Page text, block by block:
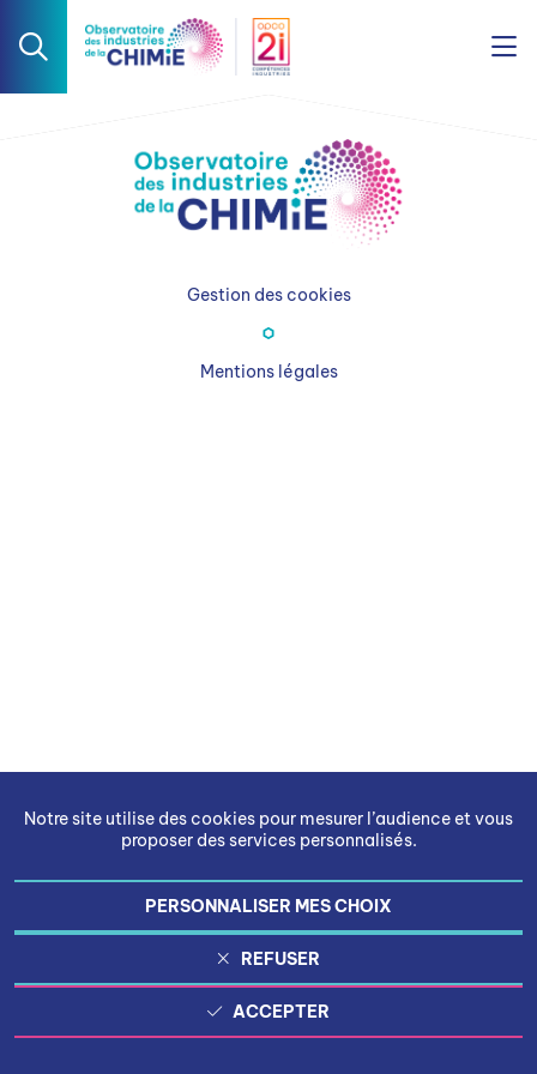
Notre site utilise des cookies pour mesurer l’audience et vous
proposer des services personnalisés.
PERSONNALISER MES CHOIX
REFUSER
ACCEPTER
Gestion des cookies
Mentions légales